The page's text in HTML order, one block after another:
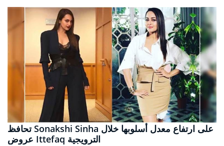
تحافظ Sonakshi Sinha على ارتفاع معدل أسلوبها خلال
عروض Ittefaq الترويجية